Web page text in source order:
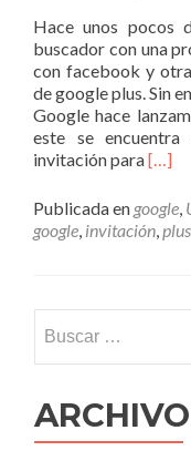
Hace unos pocos
buscador con una
con facebook y
de google plus. Sin
Google hace
este se
invitación paraLeer
a
plus
red
[…]
Publicada en google,
google, invitación,plus
ARCHIVO